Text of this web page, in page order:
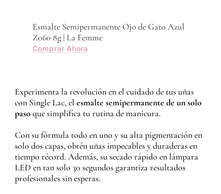
Esmalte Semipermanente Ojo de Gato Azul
Z060 8g | La Femme
Comprar Ahora
Experimenta la revolución en el cuidado de tus uñas
con Single Lac, el esmalte semipermanente de un solo
pasoque simplifica tu rutina de manicura.
Con su fórmula todo en uno y su alta pigmentación en
solo dos capas, obtén uñas impecables y duraderas en
tiempo récord. Además, su secado rápido en lámpara
LED en tan solo 30 segundos garantiza resultados
profesionales sin esperas.